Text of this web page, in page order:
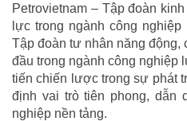
Petrovietnam – Tập đoàn
lực trong ngành công
Tập đoàn tư nhân năng động,
đầu trong ngành công nghiệp
tiến chiến lược trong sự phát
định vai trò tiên phong, dẫn
nghiệp nền tảng.